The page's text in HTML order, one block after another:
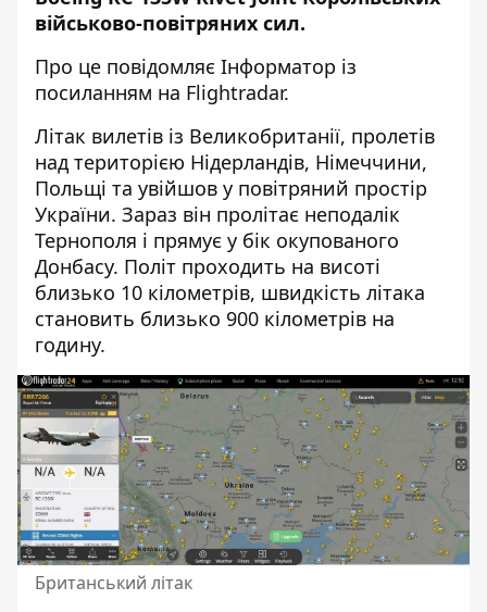
військово-повітряних сил.
Про це повідомляє Інформатор із
посиланням на Flightradar.
Літак вилетів із Великобританії, пролетів
над територією Нідерландів, Німеччини,
Польщі та увійшов у повітряний простір
України. Зараз він пролітає неподалік
Тернополя і прямує у бік окупованого
Донбасу. Політ проходить на висоті
близько 10 кілометрів, швидкість літака
становить близько 900 кілометрів на
годину.
Британський літак